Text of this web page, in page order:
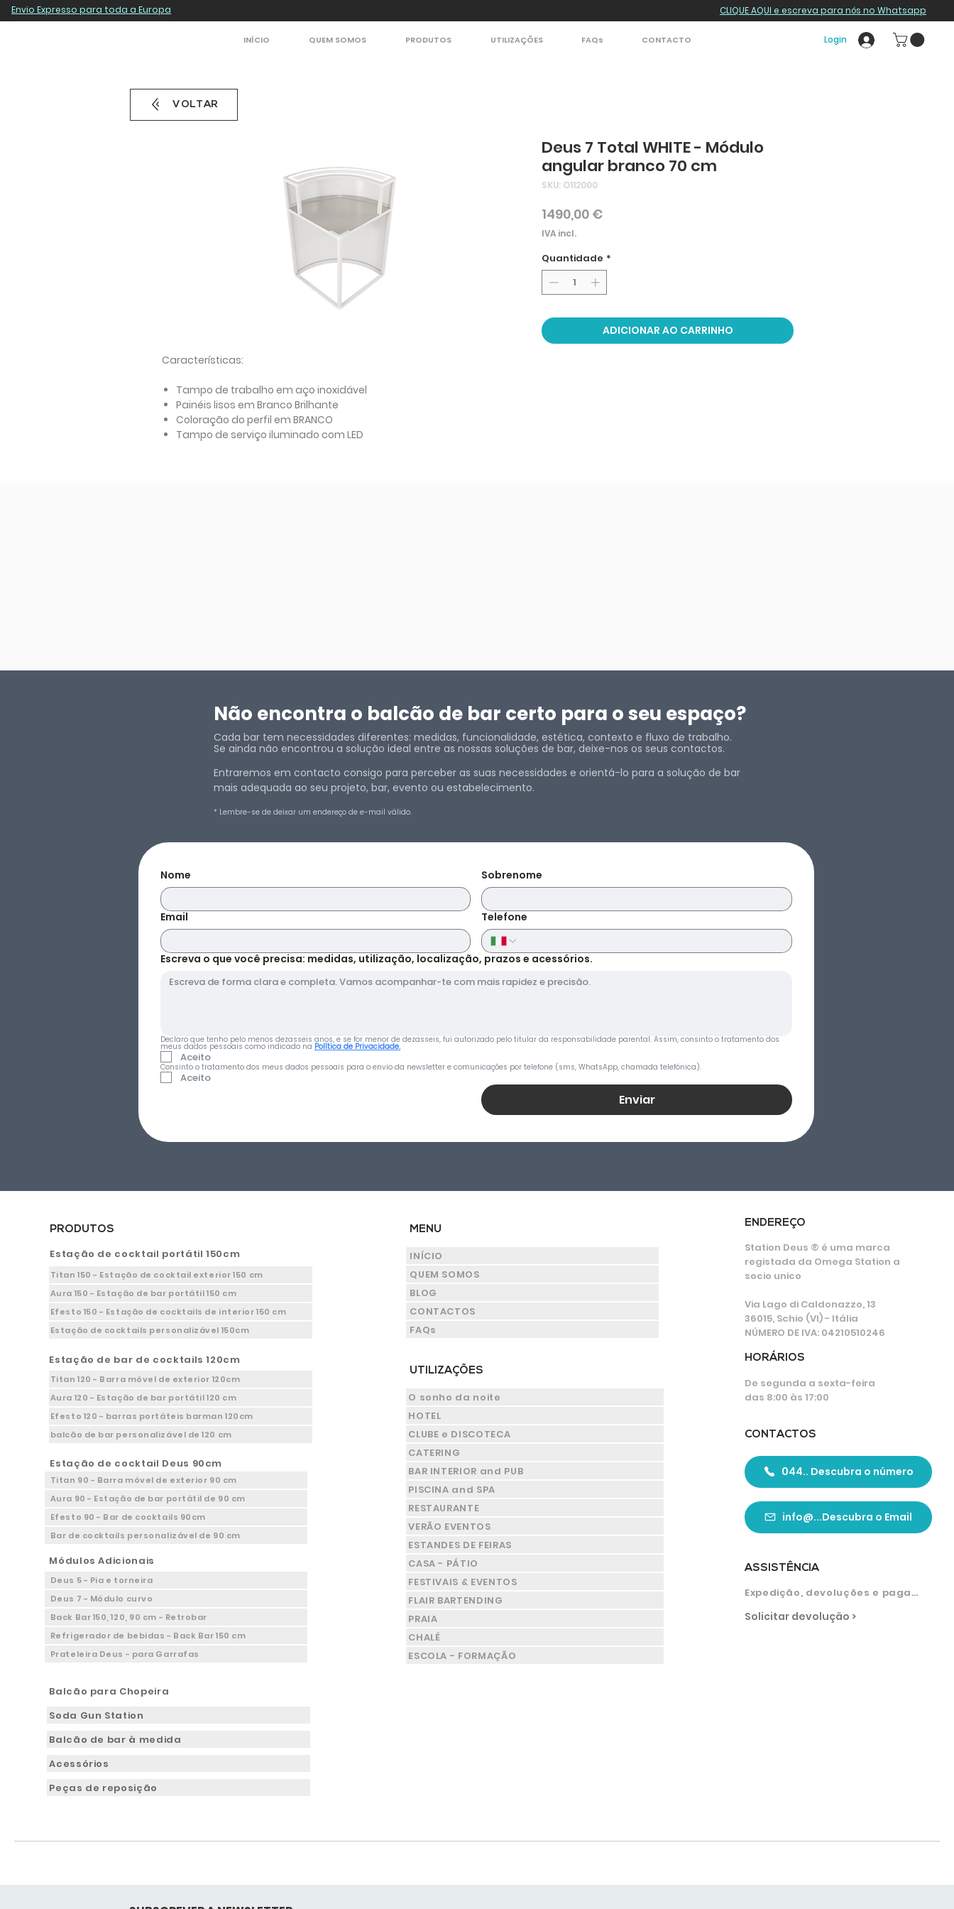
Envio Expresso para toda a Europa CLIQUE AQUI e escreva para nós no Whatsapp
INÍCIO QUEM SOMOS PRODUTOS UTILIZAÇÕES FAQs CONTACTO Login
VOLTAR
Características:
Tampo de trabalho em aço inoxidável
Painéis lisos em Branco Brilhante
Coloração do perfil em BRANCO
Tampo de serviço iluminado com LED
Deus 7 Total WHITE - Módulo
angular branco 70 cm
SKU: O112000
1490,00 €Preço
IVA incl.
Quantidade *
ADICIONAR AO CARRINHO
Não encontra o balcão de bar certo para o seu espaço?
Cada bar tem necessidades diferentes: medidas, funcionalidade, estética, contexto e fluxo de trabalho.
Se ainda não encontrou a solução ideal entre as nossas soluções de bar, deixe-nos os seus contactos.
Entraremos em contacto consigo para perceber as suas necessidades e orientá-lo para a solução de bar
mais adequada ao seu projeto, bar, evento ou estabelecimento.
* Lembre-se de deixar um endereço de e-mail válido.
Nome Sobrenome
Email Telefone
Escreva o que você precisa: medidas, utilização, localização, prazos e acessórios.
Declaro que tenho pelo menos dezasseis anos, e se for menor de dezasseis, fui autorizado pelo titular da responsabilidade parental. Assim, consinto o tratamento dos
meus dados pessoais como indicado na Política de Privacidade.
Aceito
Consinto o tratamento dos meus dados pessoais para o envio da newsletter e comunicações por telefone (sms, WhatsApp, chamada telefónica).
Aceito
Enviar
PRODUTOS
Estação de cocktail portátil 150cm
Titan 150 - Estação de cocktail exterior 150 cm
Aura 150 - Estação de bar portátil 150 cm
Efesto 150 - Estação de cocktails de interior 150 cm
Estação de cocktails personalizável 150cm
Estação de bar de cocktails 120cm
Titan 120 - Barra móvel de exterior 120cm
Aura 120 - Estação de bar portátil 120 cm
Efesto 120 - barras portáteis barman 120cm
balcão de bar personalizável de 120 cm
Estação de cocktail Deus 90cm
Titan 90 - Barra móvel de exterior 90 cm
Aura 90 - Estação de bar portátil de 90 cm
Efesto 90 - Bar de cocktails 90cm
Bar de cocktails personalizável de 90 cm
Módulos Adicionais
Deus 5 - Pia e torneira
Deus 7 - Módulo curvo
Back Bar 150, 120, 90 cm - Retrobar
Refrigerador de bebidas - Back Bar 150 cm
Prateleira Deus - para Garrafas
Balcão para Chopeira
Soda Gun Station
Balcão de bar à medida
Acessórios
Peças de reposição
MENU
INÍCIO
QUEM SOMOS
BLOG
CONTACTOS
FAQs
UTILIZAÇÕES
O sonho da noite
HOTEL
CLUBE e DISCOTECA
CATERING
BAR INTERIOR and PUB
PISCINA and SPA
RESTAURANTE
VERÃO EVENTOS
ESTANDES DE FEIRAS
CASA - PÁTIO
FESTIVAIS & EVENTOS
FLAIR BARTENDING
PRAIA
CHALÉ
ESCOLA - FORMAÇÃO
ENDEREÇO
Station Deus ® é uma marca
registada da Omega Station a
socio unico
Via Lago di Caldonazzo, 13
36015, Schio (VI) - Itália
NÚMERO DE IVA: 04210510246
HORÁRIOS
De segunda a sexta-feira
das 8:00 às 17:00
CONTACTOS
044.. Descubra o número
info@...Descubra o Email
ASSISTÊNCIA
Expedição, devoluções e pagamentos
Solicitar devolução >